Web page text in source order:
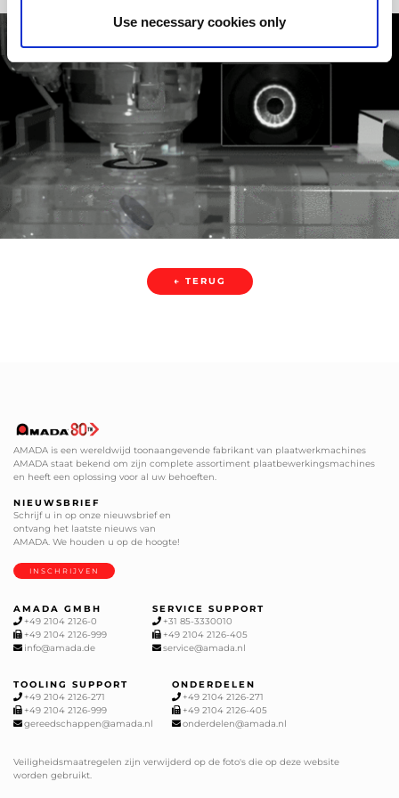
Use necessary cookies only
← TERUG
AMADA is een wereldwijd toonaangevende fabrikant van plaatwerkmachines
AMADA staat bekend om zijn complete assortiment plaatbewerkingsmachines
en heeft een oplossing voor al uw behoeften.
NIEUWSBRIEF
Schrijf u in op onze nieuwsbrief en
ontvang het laatste nieuws van
AMADA. We houden u op de hoogte!
INSCHRIJVEN
AMADA GMBH
+49 2104 2126-0
+49 2104 2126-999
info@amada.de
SERVICE SUPPORT
+31 85-3330010
+49 2104 2126-405
service@amada.nl
TOOLING SUPPORT
+49 2104 2126-271
+49 2104 2126-999
gereedschappen@amada.nl
ONDERDELEN
+49 2104 2126-271
+49 2104 2126-405
onderdelen@amada.nl
Veiligheidsmaatregelen zijn verwijderd op de foto's die op deze website
worden gebruikt.